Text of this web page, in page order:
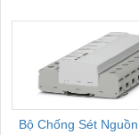
Bộ Chống Sét